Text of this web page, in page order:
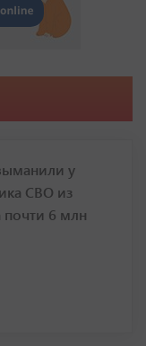
у
СВО из
почти 6 млн